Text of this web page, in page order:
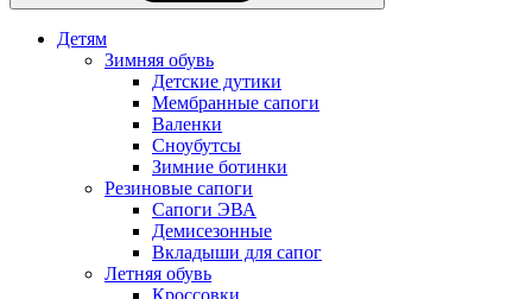
Детям
Зимняя обувь
Детские дутики
Мембранные сапоги
Валенки
Сноубутсы
Зимние ботинки
Резиновые сапоги
Сапоги ЭВА
Демисезонные
Вкладыши для сапог
Летняя обувь
Кроссовки